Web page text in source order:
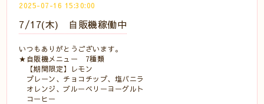
2025-07-16 15:30:00
7/17(木) 自販機稼働中
いつもありがとうございます。
★自販機メニュー 7種類
【期間限定】レモン
プレーン、チョコチップ、塩バニラ
オレンジ、ブルーベリーヨーグルト
コーヒー